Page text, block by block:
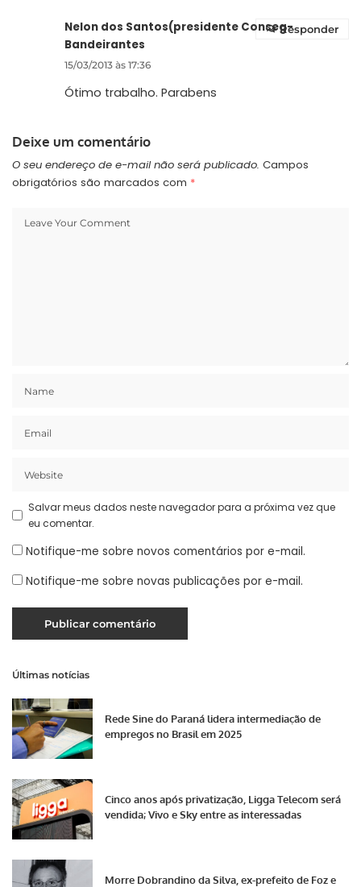
Nelon dos Santos(presidente Conseg-
Bandeirantes
15/03/2013 às 17:36
Ótimo trabalho. Parabens
Responder
Deixe um comentário
O seu endereço de e-mail não será publicado. Campos
obrigatórios são marcados com *
Salvar meus dados neste navegador para a próxima vez que
eu comentar.
Notifique-me sobre novos comentários por e-mail.
Notifique-me sobre novas publicações por e-mail.
Últimas notícias
Rede Sine do Paraná lidera intermediação de
empregos no Brasil em 2025
Cinco anos após privatização, Ligga Telecom será
vendida; Vivo e Sky entre as interessadas
Morre Dobrandino da Silva, ex-prefeito de Foz e